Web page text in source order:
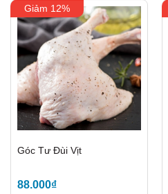
Mã giảm giá:
Ngày hết hạn:
Điều kiện:
Giảm 12%
Góc Tư Đùi Vịt
88.000₫